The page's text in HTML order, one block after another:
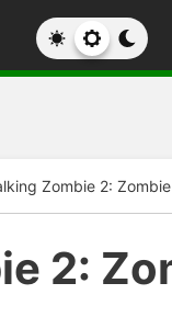
Zombie 2:
2: